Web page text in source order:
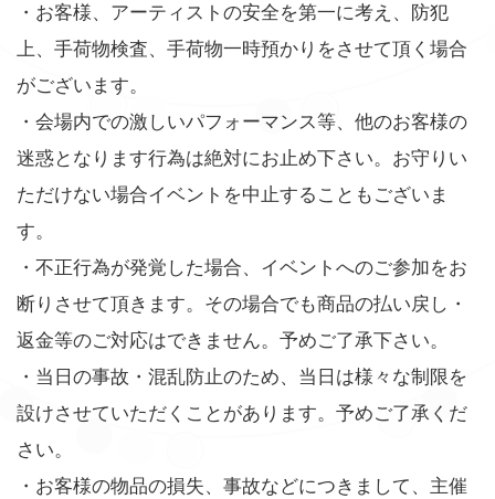
・お客様、アーティストの安全を第一に考え、防犯
上、手荷物検査、手荷物一時預かりをさせて頂く場合
がございます。
・会場内での激しいパフォーマンス等、他のお客様の
迷惑となります行為は絶対にお止め下さい。お守りい
ただけない場合イベントを中止することもございま
す。
・不正行為が発覚した場合、イベントへのご参加をお
断りさせて頂きます。その場合でも商品の払い戻し・
返金等のご対応はできません。予めご了承下さい。
・当日の事故・混乱防止のため、当日は様々な制限を
設けさせていただくことがあります。予めご了承くだ
さい。
・お客様の物品の損失、事故などにつきまして、主催